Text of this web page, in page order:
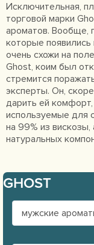
Исключительная,
торговой марки
ароматов. Вообще,
которые
очень схожи на
Ghost, коим был
стремится
эксперты. Он,
дарить ей
используемые для
на 99% из
натуральных
GHOST
мужские